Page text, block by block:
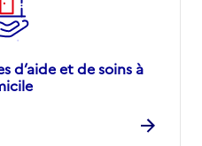
d’aide et de soins à